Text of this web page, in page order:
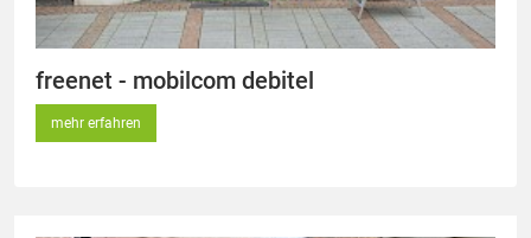
freenet - mobilcom debitel
mehr erfahren